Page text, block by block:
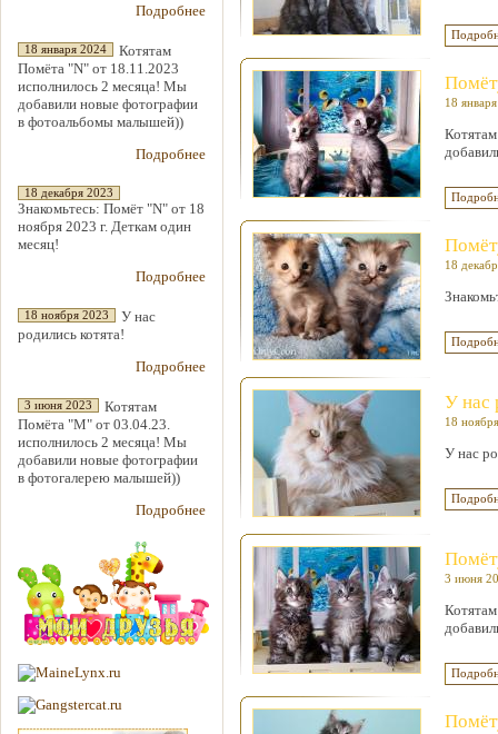
Подробнее
18 января 2024
Котятам
Помёта "N" от 18.11.2023
исполнилось 2 месяца! Мы
добавили новые фотографии
в фотоальбомы малышей))
Подробнее
18 декабря 2023
Знакомьтесь: Помёт "N" от 18
ноября 2023 г. Деткам один
месяц!
Подробнее
18 ноября 2023
У нас
родились котята!
Подробнее
3 июня 2023
Котятам
Помёта "М" от 03.04.23.
исполнилось 2 месяца! Мы
добавили новые фотографии
в фотогалерею малышей))
Подробнее
18
18
У нас
18
У нас
3 июня